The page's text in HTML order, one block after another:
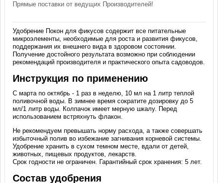
Прямые поставки от ведущих Производителей!
Удобрение Покон для фикусов содержит все питательные
микроэлементы, необходимые для роста и развития фикусов,
поддержания их внешнего вида в здоровом состоянии.
Получение достойного результата возможно при соблюдении
рекомендаций производителя и практического опыта садоводов.
Инструкция по применению
С марта по октябрь - 1 раз в неделю, 10 мл на 1 литр теплой
поливочной воды. В зимнее время сократите дозировку до 5
мл/1 литр воды. Колпачок имеет мерную шкалу. Перед
использованием встряхнуть флакон.
Не рекомендуем превышать норму расхода, а также совершать
избыточный полив во избежание загнивания корневой системы.
Удобрение хранить в сухом темном месте, вдали от детей,
животных, пищевых продуктов, лекарств.
Срок годности не ограничен. Гарантийный срок хранения: 5 лет.
Состав удобрения